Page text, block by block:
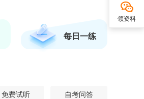
每日一练
免费试听 自考问答
领资料